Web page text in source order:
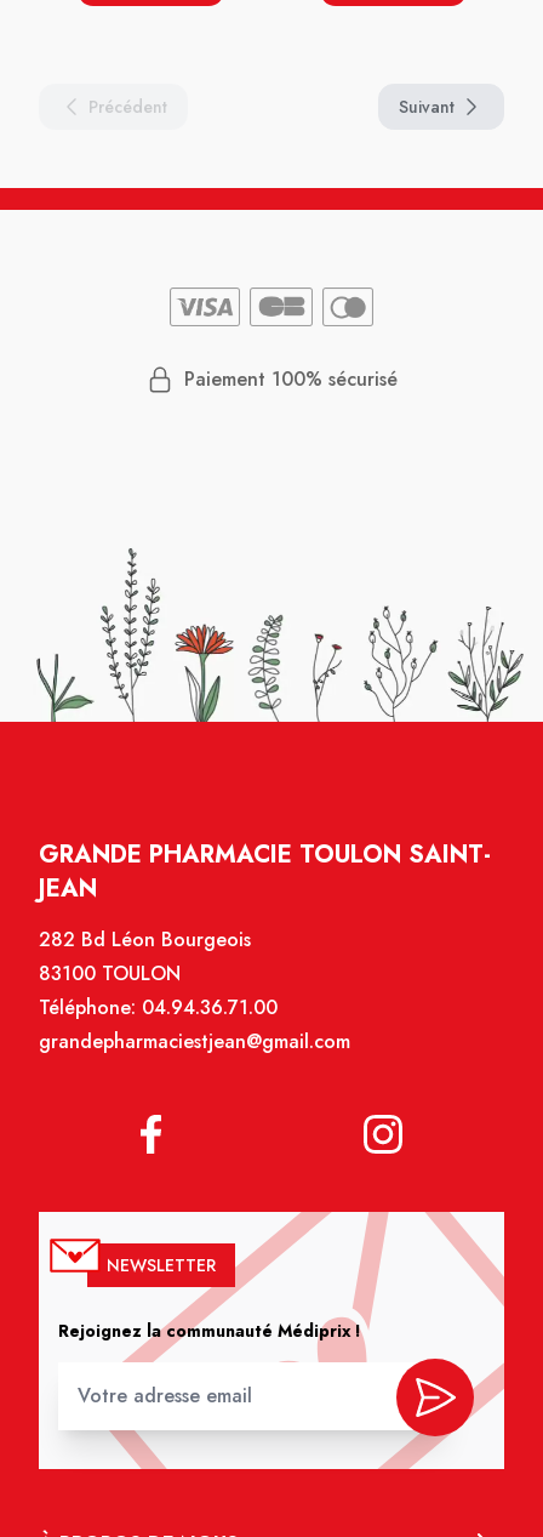
Précédent Suivant
Paiement 100% sécurisé
GRANDE PHARMACIE TOULON SAINT-
JEAN
282 Bd Léon Bourgeois
83100 TOULON
Téléphone: 04.94.36.71.00
grandepharmaciestjean@gmail.com
NEWSLETTER
Rejoignez la communauté Médiprix !